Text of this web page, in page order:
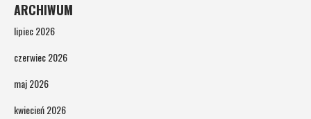
ARCHIWUM
lipiec 2026
czerwiec 2026
maj 2026
kwiecień 2026